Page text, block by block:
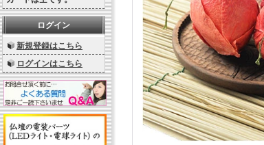
ログイン
新規登録はこちら
ログインはこちら